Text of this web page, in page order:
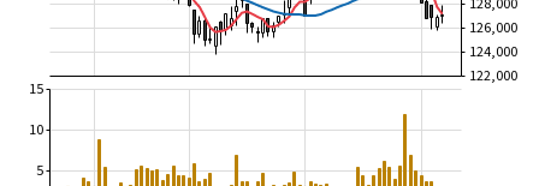
122,000
124,000
126,000
5
10
15